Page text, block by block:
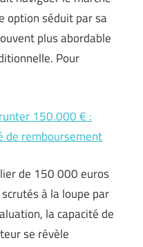
option séduit par sa
plus abordable
Pour
150.000 € :
de remboursement
de 150 000 euros
à la loupe par
la capacité de
se révèle